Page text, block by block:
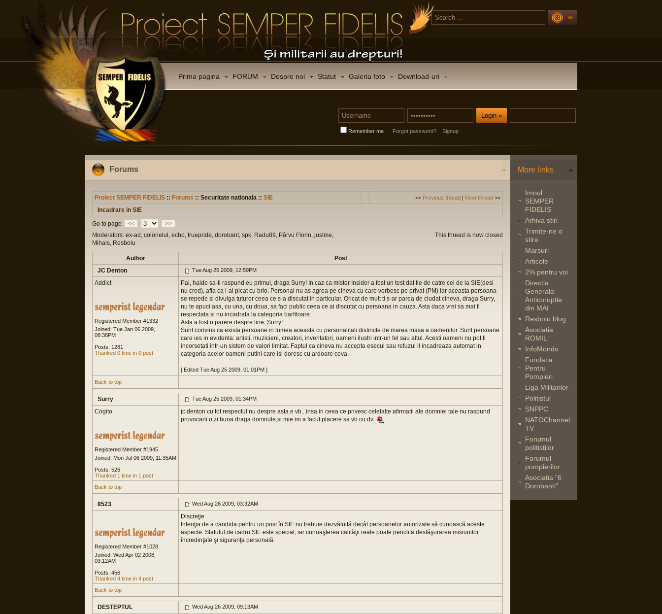
Prima pagina FORUM Despre noi Statut Galeria foto Download-uri
Remember me Forgot password? Signup
Forums
Proiect SEMPER FIDELIS :: Forums :: Securitate nationala :: SIE << Previous thread | Next thread >>
Incadrare in SIE
Go to page
<<
>>
Moderators: ex-ad, colonelul, echo, truepride, dorobant, spk, Radu89, Pârvu Florin, justme,
Mihais, Resboiu
This thread is now closed
Author
Post
JC Denton
Tue Aug 25 2009, 12:59PM
Addict
Registered Member #1332
Joined: Tue Jan 06 2009,
08:38PM
Posts: 1281
Thanked 0 time in 0 post
Pai, haide sa-ti raspund eu primul, draga Surry! In caz ca mister Insider a fost un test dat tie de catre cei de la SIE(desi
nu cred), afla ca l-ai picat cu brio. Personal nu as agrea pe cineva cu care vorbesc pe privat (PM) iar aceasta persoana
se repede si divulga tuturor ceea ce s-a discutat in particular. Oricat de mult ti s-ar parea de ciudat cineva, draga Surry,
nu te apuci asa, cu una, cu doua, sa faci public ceea ce ai discutat cu persoana in cauza. Asta daca vrei sa mai fi
respectata si nu incadrata la categoria barfitoare.
Asta a fost o parere despre tine, Surry!
Sunt convins ca exista persoane in lumea aceasta cu personalitati distincte de marea masa a oamenilor. Sunt persoane
care ies in evidenta: artisti, muzicieni, creatori, inventatori, oameni ilustri intr-un fel sau altul. Acesti oameni nu pot fi
incorsetati intr-un sistem de valori limitat. Faptul ca cineva nu accepta esecul sau refuzul il incadreaza automat in
categoria acelor oameni putini care isi doresc cu ardoare ceva.
[ Edited Tue Aug 25 2009, 01:01PM ]
Back to top
Surry Tue Aug 25 2009, 01:34PM
Cogito
Registered Member #1945
Joined: Mon Jul 06 2009, 11:35AM
Posts: 526
Thanked 1 time in 1 post
jc denton cu tot respectul nu despre asta e vb...insa in ceea ce privesc celelalte afirmatii ale domniei tale nu raspund
provocarii.o zi buna draga domnule,si mie mi a facut placere sa vb cu dv.
Back to top
8523 Wed Aug 26 2009, 03:32AM
Registered Member #1028
Joined: Wed Apr 02 2008,
03:12AM
Posts: 456
Thanked 4 time in 4 post
Discreţie
Intenţia de a candida pentru un post în SIE nu trebuie dezvăluită decât persoanelor autorizate să cunoască aceste
aspecte. Statutul de cadru SIE este special, iar cunoaşterea calităţii reale poate periclita desfăşurarea misiunilor
încredinţate şi siguranţa personală.
Back to top
DESTEPTUL Wed Aug 26 2009, 09:13AM
More links
Imnul
SEMPER
FIDELIS
Arhiva stiri
Trimite-ne o
stire
Marsuri
Articole
2% pentru voi
Directia
Generala
Anticoruptie
din MAI
Resboiu blog
Asociatia
ROMIL
InfoMondo
Fundatia
Pentru
Pompieri
Liga Militarilor
Politistul
SNPPC
NATOChannel
TV
Forumul
politistilor
Forumul
pompierilor
Asociatia "6
Dorobanti"